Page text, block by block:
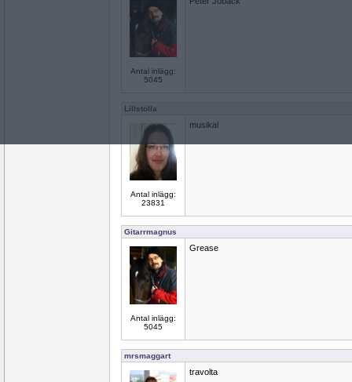
Antal inlägg:
5045
Lillstölla
Antal inlägg:
23831
musikal
Gitarrmagnus
Antal inlägg:
5045
Grease
mrsmaggart
travolta